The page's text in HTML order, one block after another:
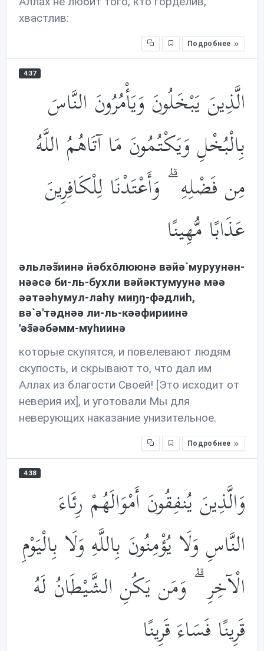
хвастлив:
Подробнее
4:37
الَّذِينَ يَبْخَلُونَ وَيَأْمُرُونَ النَّاسَ
بِالْبُخْلِ وَيَكْتُمُونَ مَا آتَاهُمُ اللَّهُ
مِن فَضْلِهِ ۗ وَأَعْتَدْنَا لِلْكَافِرِينَ
عَذَابًا مُّهِينًا
əльлəз̃иинə йəбхōлююнə вəйə`муруунəн-
нəəсə би-ль-бухли вəйəктумуунə мəə
əəтəəhумул-лаhу миŋŋ-фəдлиh,
вə`ə'тəднəə ли-ль-кəəфириинə
'əз̃əəбəмм-муhиинə
которые скупятся, и повелевают людям
скупость, и скрывают то, что дал им
Аллах из благости Своей! [Это исходит от
неверия их], и уготовали Мы для
неверующих наказание унизительное.
Подробнее
4:38
وَالَّذِينَ يُنفِقُونَ أَمْوَالَهُمْ رِئَاءَ
النَّاسِ وَلَا يُؤْمِنُونَ بِاللَّهِ وَلَا بِالْيَوْمِ
الْآخِرِ ۗ وَمَن يَكُنِ الشَّيْطَانُ لَهُ
قَرِينًا فَسَاءَ قَرِينًا